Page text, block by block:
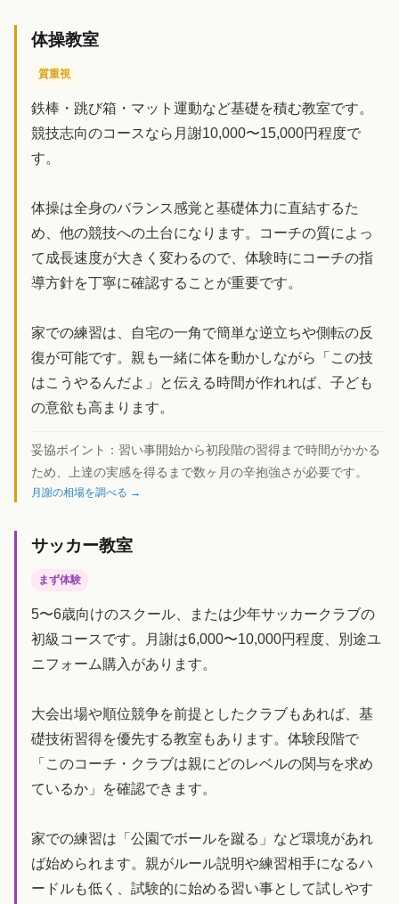
体操教室
質重視
鉄棒・跳び箱・マット運動など基礎を積む教室です。
競技志向のコースなら月謝10,000〜15,000円程度で
す。
体操は全身のバランス感覚と基礎体力に直結するた
め、他の競技への土台になります。コーチの質によっ
て成長速度が大きく変わるので、体験時にコーチの指
導方針を丁寧に確認することが重要です。
家での練習は、自宅の一角で簡単な逆立ちや側転の反
復が可能です。親も一緒に体を動かしながら「この技
はこうやるんだよ」と伝える時間が作れれば、子ども
の意欲も高まります。
妥協ポイント： 習い事開始から初段階の習得まで時間がかかる
ため、上達の実感を得るまで数ヶ月の辛抱強さが必要です。
月謝の相場を調べる →
サッカー教室
まず体験
5〜6歳向けのスクール、または少年サッカークラブの
初級コースです。月謝は6,000〜10,000円程度、別途ユ
ニフォーム購入があります。
大会出場や順位競争を前提としたクラブもあれば、基
礎技術習得を優先する教室もあります。体験段階で
「このコーチ・クラブは親にどのレベルの関与を求め
ているか」を確認できます。
家での練習は「公園でボールを蹴る」など環境があれ
ば始められます。親がルール説明や練習相手になるハ
ードルも低く、試験的に始める習い事として試しやす